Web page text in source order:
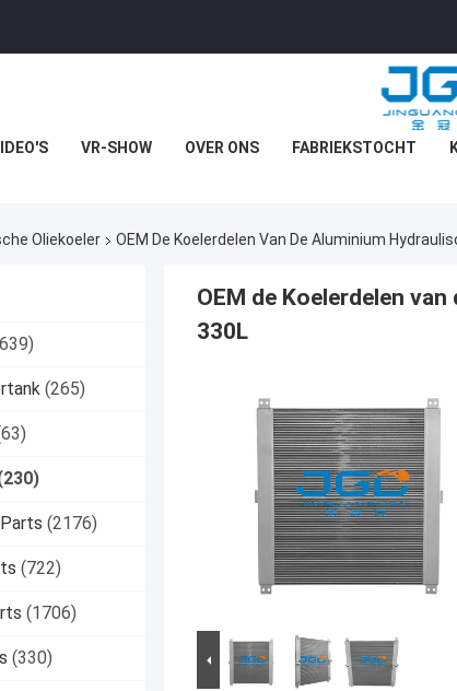
VR-SHOW OVER ONS FABRIEKSTOCHT
Oliekoeler OEM De Koelerdelen Van De Aluminium
(265)
(2176)
(722)
(1706)
(330)
OEM de Koelerdelen
330L